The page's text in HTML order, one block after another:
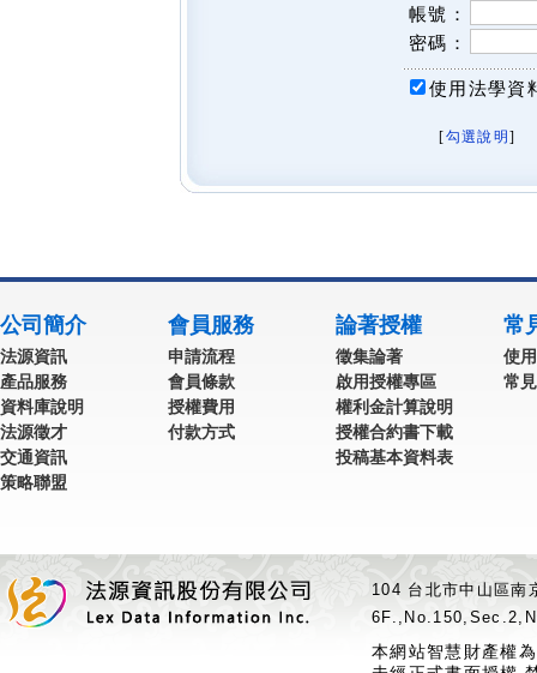
帳號：
密碼：
使用法學資
[勾選說明 ]
公司簡介
法源資訊
產品服務
資料庫說明
法源徵才
交通資訊
策略聯盟
會員服務
申請流程
會員條款
授權費用
付款方式
論著授權
徵集論著
啟用授權專區
權利金計算說明
授權合約書下載
投稿基本資料表
常
使
常
104 台北市中山區
本網站智慧財產權